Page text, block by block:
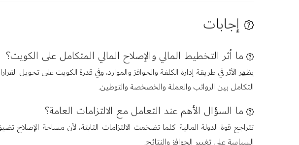
إجابات
ما أثر التخطيط المالي والإصلاح المالي المتكامل على الكويت؟
يظهر الأثر في طريقة إدارة الكلفة والحوافز والموارد، وفي قدرة الكويت على
التكامل بين الرواتب والعملة والخصخصة والتوطين.
ما السؤال الأهم عند التعامل مع الالتزامات العامة؟
تتراجع قوة الدولة المالية كلما تضخمت الالتزامات الثابتة، لأن مساحة الإصلاح
السياسة على تغيير الحوافز والنتائج.